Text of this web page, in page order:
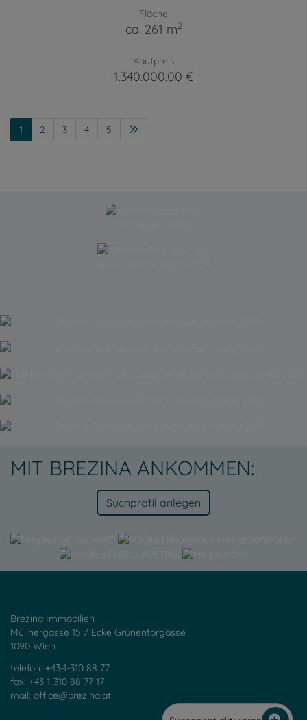
Fläche
ca. 261 m2
Kaufpreis
1.340.000,00 €
1 2 3 4 5
MIT BREZINA ANKOMMEN:
Suchprofil anlegen
Brezina Immobilien
Müllnergasse 15 / Ecke Grünentorgasse
1090 Wien
telefon: +43-1-310 88 77
fax: +43-1-310 88 77-17
mail: office@brezina.at